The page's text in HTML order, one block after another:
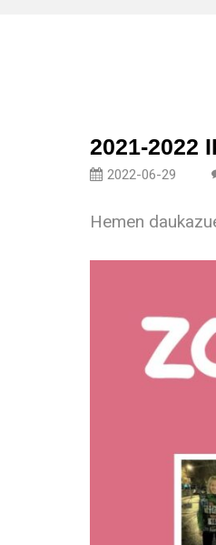
2021-2022
2022-06-29
Hemen